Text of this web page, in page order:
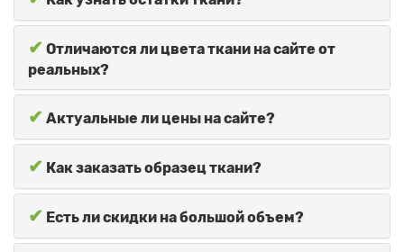
✔ Отличаются ли цвета ткани на сайте от
реальных?
✔ Актуальные ли цены на сайте?
✔ Как заказать образец ткани?
✔ Есть ли скидки на большой объем?